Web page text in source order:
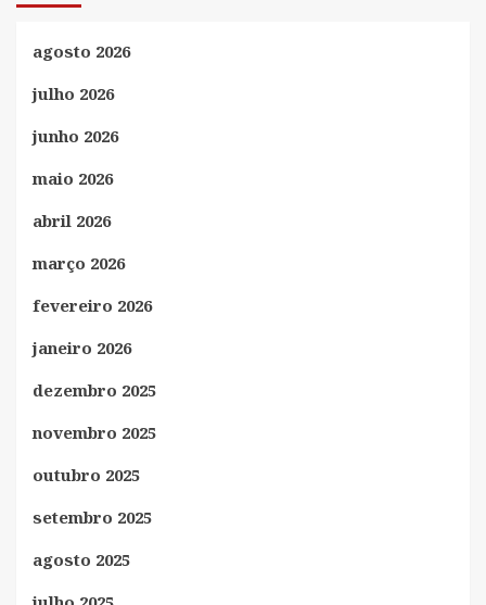
agosto 2026
julho 2026
junho 2026
maio 2026
abril 2026
março 2026
fevereiro 2026
janeiro 2026
dezembro 2025
novembro 2025
outubro 2025
setembro 2025
agosto 2025